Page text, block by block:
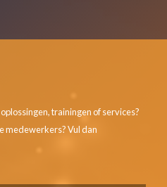
trainingen of services?
medewerkers? Vul dan